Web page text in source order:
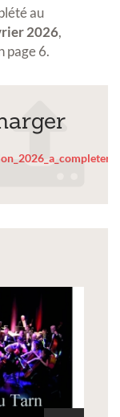
au
2026,
page 6.